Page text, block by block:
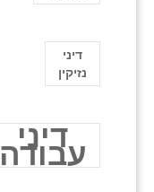
דיני
נזיקין
דיני
עבודה